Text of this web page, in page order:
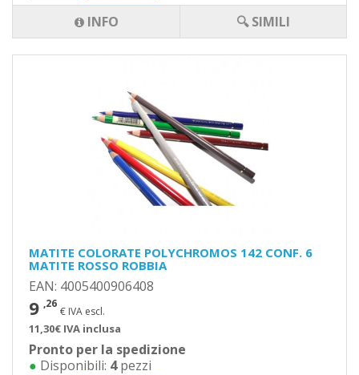
INFO 🔍 SIMILI
MATITE COLORATE POLYCHROMOS 142 CONF. 6
MATITE ROSSO ROBBIA
EAN: 4005400906408
9 ,26
€ IVA escl.
11,30€ IVA inclusa
Pronto per la spedizione
● Disponibili: 4pezzi